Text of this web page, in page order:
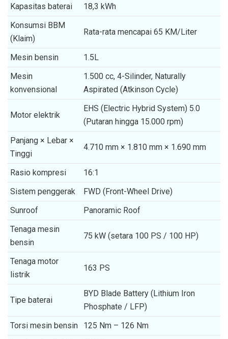
Kapasitas baterai
18,3 kWh
Konsumsi BBM
(Klaim)
Rata-rata mencapai 65 KM/Liter
Mesin bensin
1.5L
Mesin
konvensional
1.500 cc, 4-Silinder, Naturally
Aspirated (Atkinson Cycle)
Motor elektrik
EHS (Electric Hybrid System) 5.0
(Putaran hingga 15.000 rpm)
Panjang × Lebar ×
Tinggi
4.710 mm × 1.810 mm × 1.690 mm
Rasio kompresi
16:1
Sistem penggerak
FWD (Front-Wheel Drive)
Sunroof
Panoramic Roof
Tenaga mesin
bensin
75 kW (setara 100 PS / 100 HP)
Tenaga motor
listrik
163 PS
Tipe baterai
BYD Blade Battery (Lithium Iron
Phosphate / LFP)
Torsi mesin bensin
125 Nm – 126 Nm